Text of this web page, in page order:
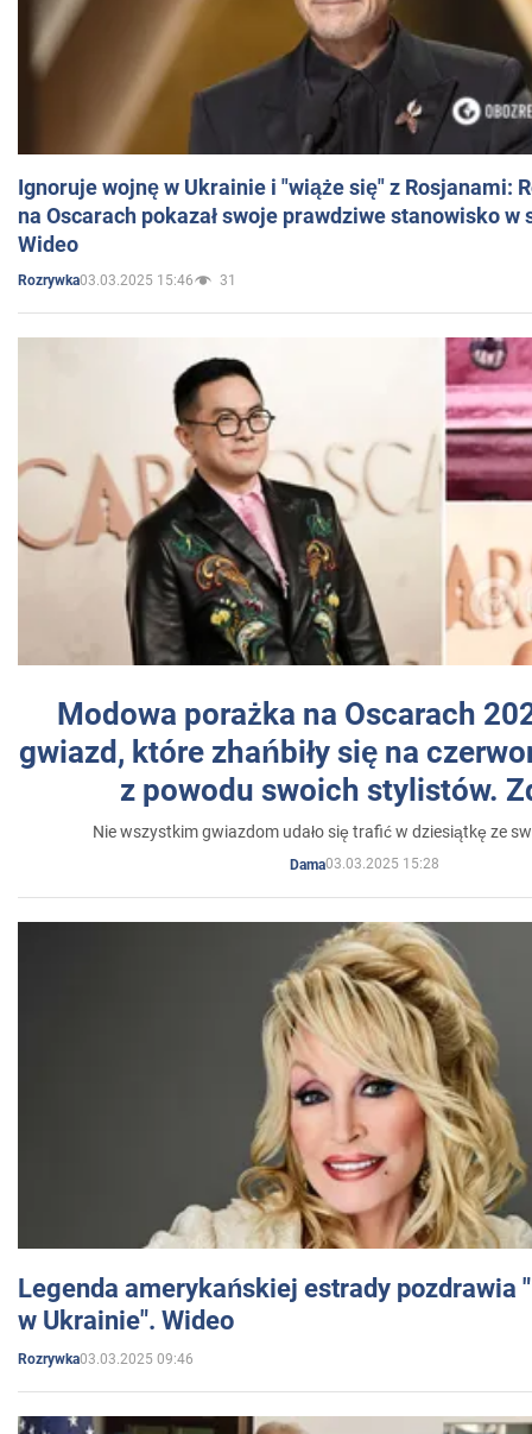
Ignoruje wojnę w Ukrainie i "wiąże się" z Rosjanami:
na Oscarach pokazał swoje prawdziwe stanowisko w
Wideo
Rozrywka03.03.2025 15:46 31
Modowa porażka na Oscarach
gwiazd, które zhańbiły się na
z powodu swoich stylistów.
Nie wszystkim gwiazdom udało się trafić w dziesiątkę ze
Dama03.03.2025 15:28
Legenda amerykańskiej estrady pozdrawia
w Ukrainie". Wideo
Rozrywka03.03.2025 09:46